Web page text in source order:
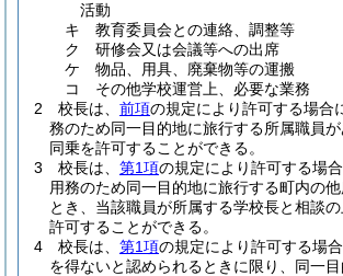
活動
キ
教育委員会との連絡、調整等
ク
研修会又は会議等への出席
ケ
物品、用具、廃棄物等の運搬
コ
その他学校運営上、必要な業務
2
校長は、 前項の規定により許可する場合
務のため同一目的地に旅行する所属職員
同乗を許可することができる。
3
校長は、 第1項の規定により許可する場
用務のため同一目的地に旅行する町内の
とき、当該職員が所属する学校長と相談
許可することができる。
4
校長は、 第1項の規定により許可する場
を得ないと認められるときに限り、同一